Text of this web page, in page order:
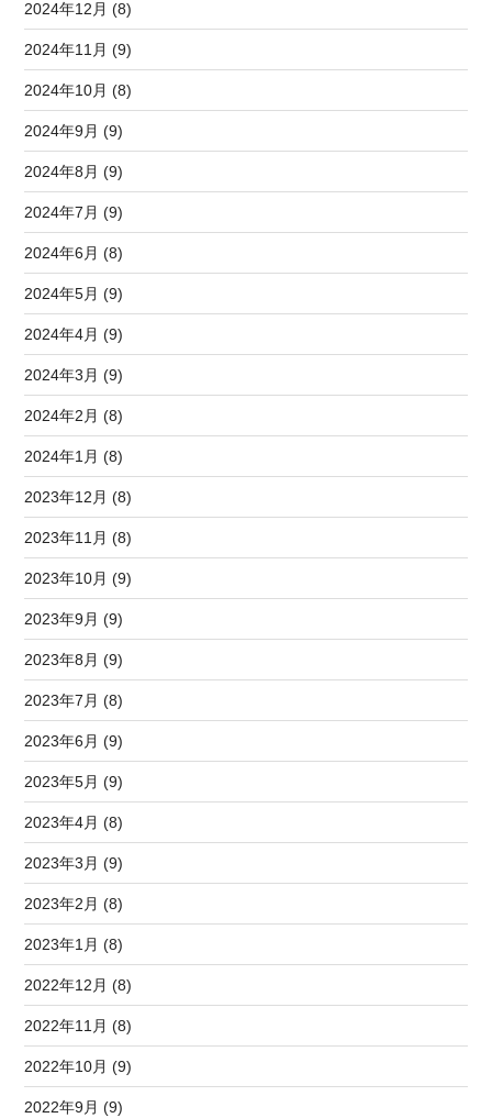
2024年12月 (8)
2024年11月 (9)
2024年10月 (8)
2024年9月 (9)
2024年8月 (9)
2024年7月 (9)
2024年6月 (8)
2024年5月 (9)
2024年4月 (9)
2024年3月 (9)
2024年2月 (8)
2024年1月 (8)
2023年12月 (8)
2023年11月 (8)
2023年10月 (9)
2023年9月 (9)
2023年8月 (9)
2023年7月 (8)
2023年6月 (9)
2023年5月 (9)
2023年4月 (8)
2023年3月 (9)
2023年2月 (8)
2023年1月 (8)
2022年12月 (8)
2022年11月 (8)
2022年10月 (9)
2022年9月 (9)